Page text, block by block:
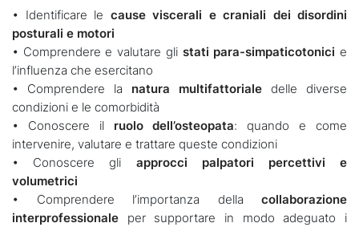
• Identificare le cause viscerali e craniali dei disordini
posturali e motori
• Comprendere e valutare gli stati para-simpaticotonici e
l’influenza che esercitano
• Comprendere la natura multifattoriale delle diverse
condizioni e le comorbidità
• Conoscere il ruolo dell’osteopata: quando e come
intervenire, valutare e trattare queste condizioni
• Conoscere gli approcci palpatori percettivi e
volumetrici
• Comprendere l’importanza della collaborazione
interprofessionale per supportare in modo adeguato i